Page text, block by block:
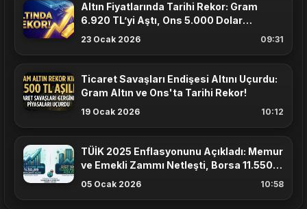
Altın Fiyatlarında Tarihi Rekor: Gram
6.920 TL’yi Aştı, Ons 5.000 Dolar
Sınırında
23 Ocak 2026 09:31
Ticaret Savaşları Endişesi Altını Uçurdu:
Gram Altın ve Ons'ta Tarihi Rekor!
19 Ocak 2026 10:12
TÜİK 2025 Enflasyonunu Açıkladı: Memur
ve Emekli Zammı Netleşti, Borsa 11.550
Puanı Aştı
05 Ocak 2026 10:58